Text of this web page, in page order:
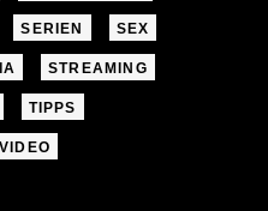
SERIEN SEX
STREAMING
TIPPS
VIDEO